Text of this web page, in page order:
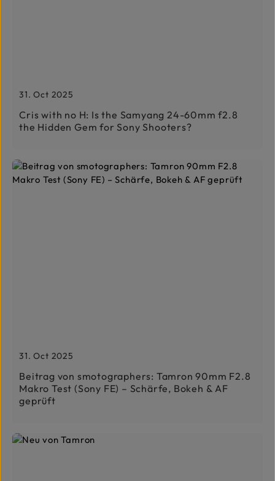
31. Oct 2025
Cris with no H: Is the Samyang 24-60mm f2.8
the Hidden Gem for Sony Shooters?
31. Oct 2025
Beitrag von smotographers: Tamron 90mm F2.8
Makro Test (Sony FE) – Schärfe, Bokeh & AF
geprüft